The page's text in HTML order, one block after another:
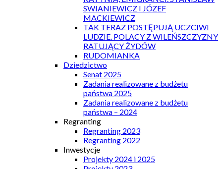
SWIANIEWICZ I JÓZEF
MACKIEWICZ
TAK TERAZ POSTĘPUJĄ UCZCIWI
LUDZIE. POLACY Z WILEŃSZCZYZNY
RATUJĄCY ŻYDÓW
RUDOMIANKA
Dziedzictwo
Senat 2025
Zadania realizowane z budżetu
państwa 2025
Zadania realizowane z budżetu
państwa – 2024
Regranting
Regranting 2023
Regranting 2022
Inwestycje
Projekty 2024 i 2025